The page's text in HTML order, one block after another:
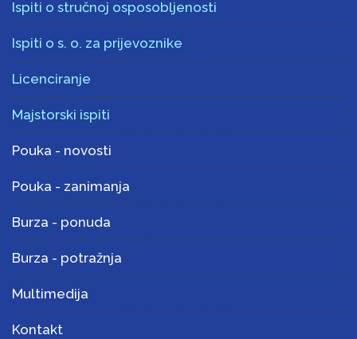
Ispiti o stručnoj osposobljenosti
Ispiti o s. o. za prijevoznike
Licenciranje
Majstorski ispiti
Pouka - novosti
Pouka - zanimanja
Burza - ponuda
Burza - potražnja
Multimedija
Kontakt